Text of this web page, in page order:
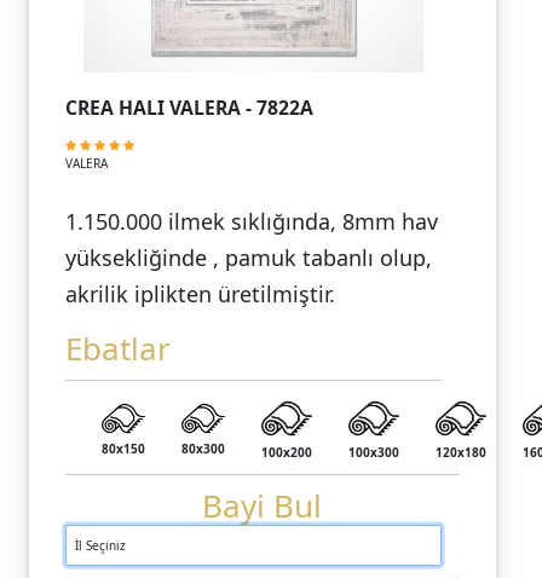
CREA HALI VALERA - 7822A
VALERA
1.150.000 ilmek sıklığında, 8mm hav
yüksekliğinde , pamuk tabanlı olup,
akrilik iplikten üretilmiştir.
Ebatlar
80x150 80x300 100x200 100x300 120x180
Bayi Bul